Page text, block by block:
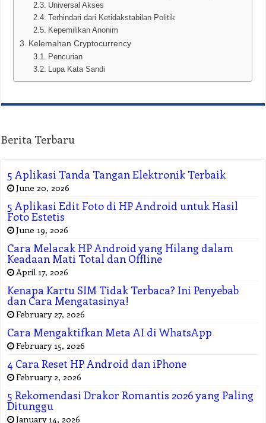
Universal Akses
Terhindari dari Ketidakstabilan Politik
Kepemilikan Anonim
Kelemahan Cryptocurrency
Pencurian
Lupa Kata Sandi
Berita Terbaru
5 Aplikasi Tanda Tangan Elektronik Terbaik
June 20, 2026
5 Aplikasi Edit Foto di HP Android untuk Hasil
Foto Estetis
June 19, 2026
Cara Melacak HP Android yang Hilang dalam
Keadaan Mati Total dan Offline
April 17, 2026
Kenapa Kartu SIM Tidak Terbaca? Ini Penyebab
dan Cara Mengatasinya!
February 27, 2026
Cara Mengaktifkan Meta AI di WhatsApp
February 15, 2026
4 Cara Reset HP Android dan iPhone
February 2, 2026
5 Rekomendasi Drakor Romantis 2026 yang Paling
Ditunggu
January 14, 2026